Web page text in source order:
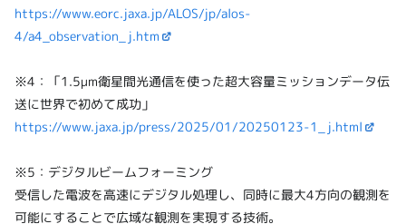
https://www.eorc.jaxa.jp/ALOS/jp/alos-
4/a4_observation_j.htm
※4：「1.5μm衛星間光通信を使った超大容量ミッションデータ伝
送に世界で初めて成功」
https://www.jaxa.jp/press/2025/01/20250123-1_j.html
※5：デジタルビームフォーミング
受信した電波を高速にデジタル処理し、同時に最大4方向の観測を
可能にすることで広域な観測を実現する技術。